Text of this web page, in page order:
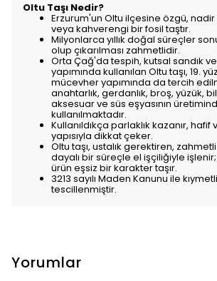
Oltu Taşı Nedir?
Erzurum'un Oltu ilçesine özgü,
veya kahverengi bir fosil taştır.
Milyonlarca yıllık doğal süreçler
olup çıkarılması zahmetlidir.
Orta Çağ'da tespih, kutsal sandık
yapımında kullanılan Oltu taşı, 19.
mücevher yapımında da tercih
anahtarlık, gerdanlık, broş, yüzük,
aksesuar ve süs eşyasının
kullanılmaktadır.
Kullanıldıkça parlaklık kazanır, hafif
yapısıyla dikkat çeker.
Oltu taşı, ustalık gerektiren,
dayalı bir süreçle el işçiliğiyle
ürün eşsiz bir karakter taşır.
3213 sayılı Maden Kanunu ile
tescillenmiştir.
Yorumlar